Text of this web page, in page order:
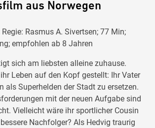
aus Norwegen
Rasmus A. Sivertsen; 77 Min;
empfohlen ab 8 Jahren
sich am liebsten alleine zuhause.
Leben auf den Kopf gestellt: Ihr Vater
als Superhelden der Stadt zu ersetzen.
mit der neuen Aufgabe sind
Vielleicht wäre ihr sportlicher Cousin
Nachfolger? Als Hedvig traurig